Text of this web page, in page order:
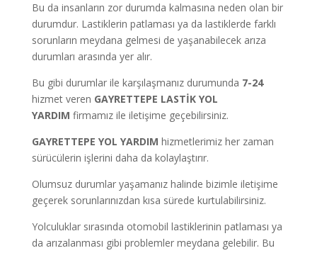
Bu da insanların zor durumda kalmasına neden olan bir
durumdur. Lastiklerin patlaması ya da lastiklerde farklı
sorunların meydana gelmesi de yaşanabilecek arıza
durumları arasında yer alır.
Bu gibi durumlar ile karşılaşmanız durumunda 7-24
hizmet veren GAYRETTEPE LASTİK YOL
YARDIM firmamız ile iletişime geçebilirsiniz.
GAYRETTEPE YOL YARDIM hizmetlerimiz her zaman
sürücülerin işlerini daha da kolaylaştırır.
Olumsuz durumlar yaşamanız halinde bizimle iletişime
geçerek sorunlarınızdan kısa sürede kurtulabilirsiniz.
Yolculuklar sırasında otomobil lastiklerinin patlaması ya
da arızalanması gibi problemler meydana gelebilir. Bu